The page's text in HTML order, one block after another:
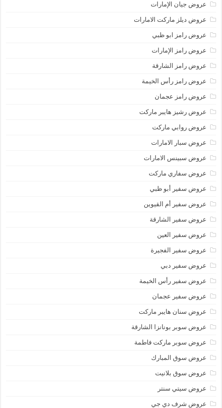
عروض جيان الإمارات
عروض ديلز ماركت الامارات
عروض رامز ابو ظبي
عروض رامز الإمارات
عروض رامز الشارقة
عروض رامز رأس الخيمة
عروض رامز عجمان
عروض رشيز هايبر ماركت
عروض روابي ماركت
عروض سبار الامارات
عروض سبينس الامارات
عروض سفاري ماركت
عروض سفير أبو ظبي
عروض سفير أم القيوين
عروض سفير الشارقة
عروض سفير العين
عروض سفير الفجيرة
عروض سفير دبي
عروض سفير رأس الخيمة
عروض سفير عجمان
عروض سنان هايبر ماركت
عروض سوبر بونانزا الشارقة
عروض سوبر ماركت فاطمة
عروض سوق المبارك
عروض سوق بلانيت
عروض سيتي سنتر
عروض شرف دي جي